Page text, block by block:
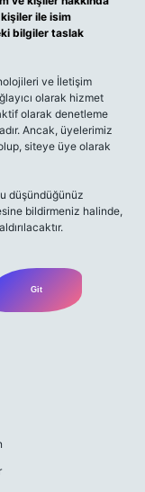
kişiler ile isim
bilgiler taslak
ve İletişim
olarak hizmet
olarak denetleme
Ancak, üyelerimiz
siteye üye olarak
düşündüğünüz
bildirmeniz halinde,